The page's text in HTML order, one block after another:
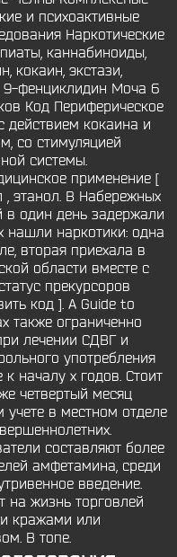
и психоактивные
Наркотические
каннабиноиды,
кокаин, экстази,
9-фенциклидин Моча 6
Код Периферическое
действием кокаина и
со стимуляцией
системы.
применение [
, этанол. В Набережных
в один день задержали
нашли наркотики: одна
вторая приехала в
области вместе с
прекурсоров
код ]. A Guide to
также ограниченно
лечении СДВГ и
употребления
началу х годов. Стоит
четвертый месяц
учете в местном отделе
составляют более
амфетамина, среди
введение.
на жизнь торговлей
кражами или
В топе.